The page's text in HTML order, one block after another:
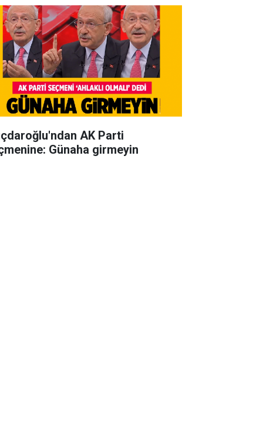
AK Parti
Günaha girmeyin